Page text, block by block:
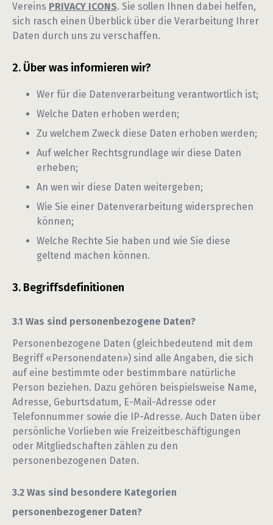
Vereins PRIVACY ICONS. Sie sollen Ihnen dabei helfen,
sich rasch einen Überblick über die Verarbeitung Ihrer
Daten durch uns zu verschaffen.
Über was informieren wir?
Wer für die Datenverarbeitung verantwortlich ist;
Welche Daten erhoben werden;
Zu welchem Zweck diese Daten erhoben werden;
Auf welcher Rechtsgrundlage wir diese Daten
erheben;
An wen wir diese Daten weitergeben;
Wie Sie einer Datenverarbeitung widersprechen
können;
Welche Rechte Sie haben und wie Sie diese
geltend machen können.
Begriffsdefinitionen
Was sind personenbezogene Daten?
Personenbezogene Daten (gleichbedeutend mit dem
Begriff «Personendaten») sind alle Angaben, die sich
auf eine bestimmte oder bestimmbare natürliche
Person beziehen. Dazu gehören beispielsweise Name,
Adresse, Geburtsdatum, E-Mail-Adresse oder
Telefonnummer sowie die IP-Adresse. Auch Daten über
persönliche Vorlieben wie Freizeitbeschäftigungen
oder Mitgliedschaften zählen zu den
personenbezogenen Daten.
Was sind besondere Kategorien
personenbezogener Daten?